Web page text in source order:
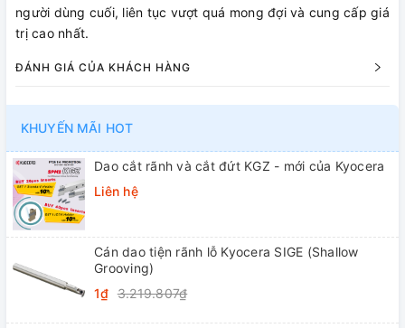
người dùng cuối, liên tục vượt quá mong đợi và cung cấp giá
trị cao nhất.
ĐÁNH GIÁ CỦA KHÁCH HÀNG
KHUYẾN MÃI HOT
Dao cắt rãnh và cắt đứt KGZ - mới của Kyocera
Liên hệ
Cán dao tiện rãnh lỗ Kyocera SIGE (Shallow
Grooving)
1₫ 3.219.807₫